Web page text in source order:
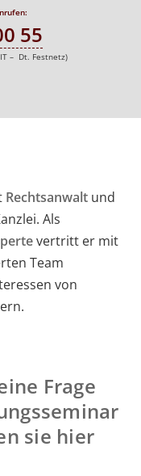
55
– Dt. Festnetz)
Rechtsanwalt und
Als
vertritt er mit
Team
von
Frage
sie hier